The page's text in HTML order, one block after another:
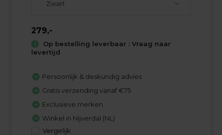
279,-
Op bestelling leverbaar : Vraag naar
levertijd
Persoonlijk & deskundig advies
Gratis verzending vanaf €75
Exclusieve merken
Winkel in Nijverdal (NL)
Vergelijk